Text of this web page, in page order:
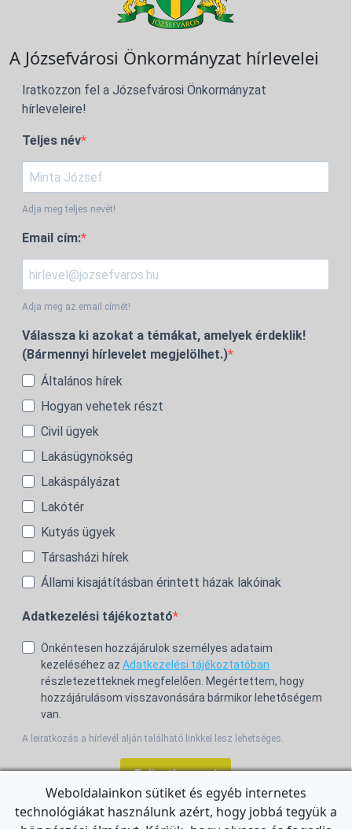
A Józsefvárosi Önkormányzat hírlevelei
Iratkozzon fel a Józsefvárosi Önkormányzat
hírleveleire!
Teljes név
Adja meg teljes nevét!
Email cím:
Adja meg az email címét!
Válassza ki azokat a témákat, amelyek érdeklik!
(Bármennyi hírlevelet megjelölhet.)
Általános hírek
Hogyan vehetek részt
Civil ügyek
Lakásügynökség
Lakáspályázat
Lakótér
Kutyás ügyek
Társasházi hírek
Állami kisajátításban érintett házak lakóinak
Adatkezelési tájékoztató
Önkéntesen hozzájárulok személyes adataim
kezeléséhez az Adatkezelési tájékoztatóban
részletezetteknek megfelelően. Megértettem, hogy
hozzájárulásom visszavonására bármikor lehetőségem
van.
A leiratkozás a hírlevél alján található linkkel lesz lehetséges.
Feliratkozom!
Weboldalainkon sütiket és egyéb internetes
technológiákat használunk azért, hogy jobbá tegyük a